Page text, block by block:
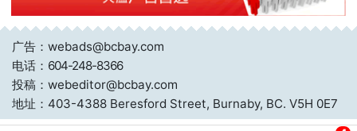
广告：webads@bcbay.com
电话： 604-248-8366
投稿：webeditor@bcbay.com
地址：403-4388 Beresford Street, Burnaby, BC. V5H 0E7